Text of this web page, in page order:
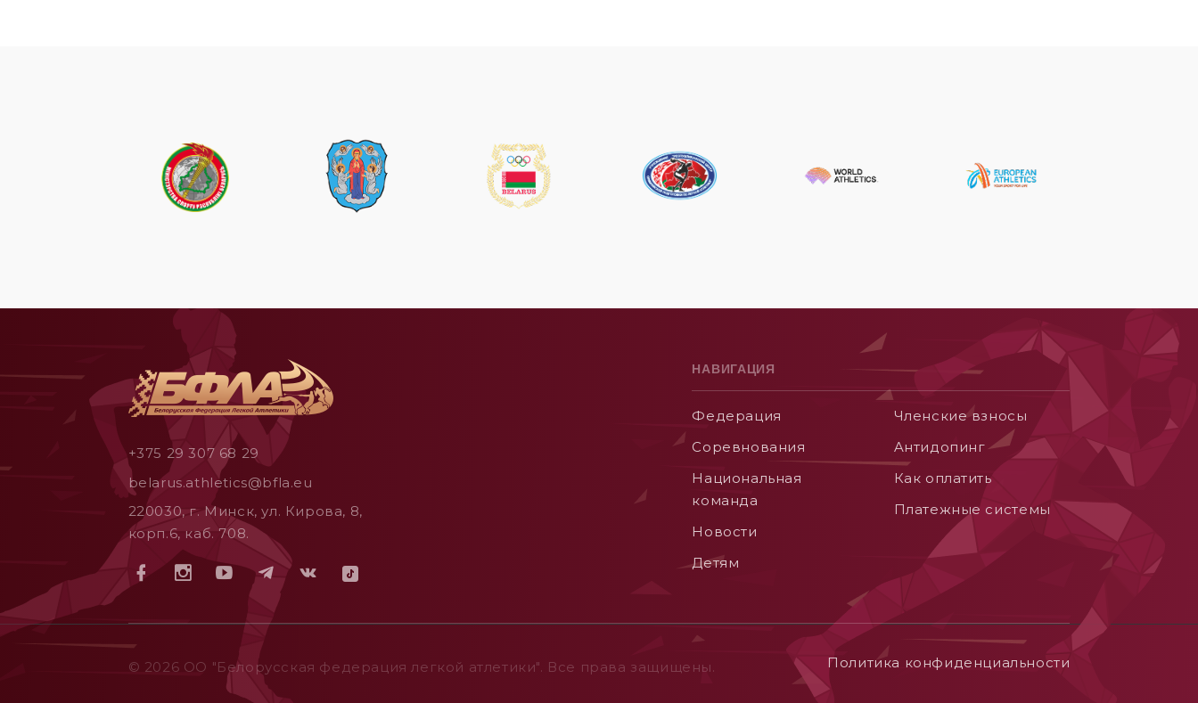
+375 29 307 68 29
belarus.athletics@bfla.eu
220030, г. Минск, ул. Кирова, 8,
корп.6, каб. 708.
НАВИГАЦИЯ
Федерация
Соревнования
Национальная
команда
Новости
Детям
Членские взносы
Aнтидопинг
Как оплатить
Платежные системы
© 2026 ОO "Белорусская федерация легкой атлетики". Все права защищены. Политика конфиденциальности